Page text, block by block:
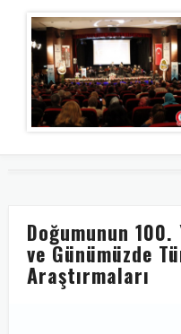
Doğumunun
ve Günümüzde
Araştırmaları